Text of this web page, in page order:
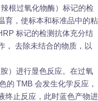
根过氧化物酶）标记的检
育，使标本和标准品中的粘
标记的检测抗体充分结
， 去除未结合的物质，以
）进行显色反应。在过氧
的 TMB 会发生化学反应，
终止反应，此时蓝色产物进